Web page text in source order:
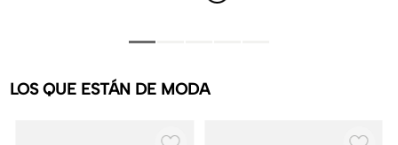
LOS QUE ESTÁN DE MODA